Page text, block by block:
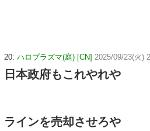
20: ハロプラズマ(庭) [CN] 2025/09/23(火)
日本政府もこれやれや
ラインを売却させろや